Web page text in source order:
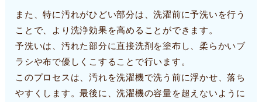
また、特に汚れがひどい部分は、洗濯前に予洗いを行う
ことで、より洗浄効果を高めることができます。
予洗いは、汚れた部分に直接洗剤を塗布し、柔らかいブ
ラシや布で優しくこすることで行います。
このプロセスは、汚れを洗濯機で洗う前に浮かせ、落ち
やすくします。最後に、洗濯機の容量を超えないように